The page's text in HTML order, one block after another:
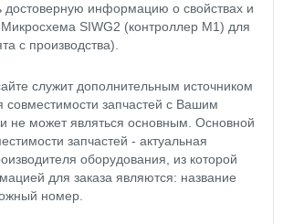
достоверную информацию о свойствах и
Микросхема SIWG2 (контроллер М1) для
с производства).
служит дополнительным источником
совместимости запчастей с Вашим
не может являться основным. Основной
запчастей - актуальная
оборудования, из которой
для заказа являются: название
номер.